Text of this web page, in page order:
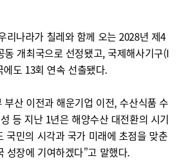
리나라가 칠레와 함께 오는 2028년 제4
동 개최국으로 선정됐고, 국제해사기구(I
도 13회 연속 선출됐다.
부산 이전과 해운기업 이전, 수산식품 수
등 지난 1년은 해양수산 대전환의 시기
국민의 시각과 국가 미래에 초점을 맞춘
성장에 기여하겠다”고 말했다.